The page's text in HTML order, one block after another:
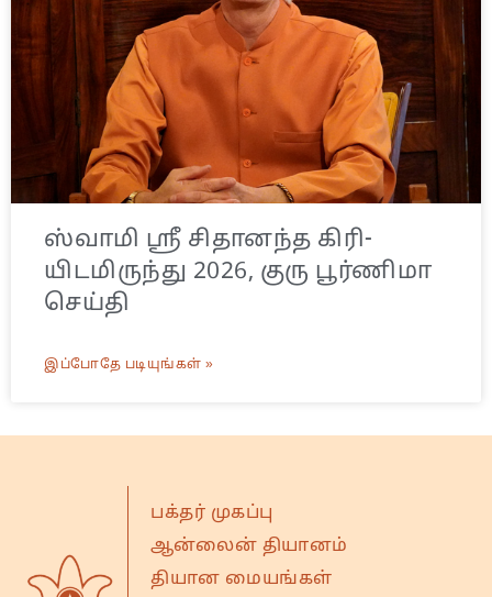
ஸ்வாமி ஸ்ரீ சிதானந்த கிரி-
யிடமிருந்து 2026, குரு பூர்ணிமா
செய்தி
இப்போதே படியுங்கள் »
பக்தர் முகப்பு
ஆன்லைன் தியானம்
தியான மையங்கள்